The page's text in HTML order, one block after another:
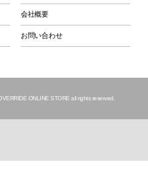
会社概要
お問い合わせ
ONLINE STORE all rights reserved.